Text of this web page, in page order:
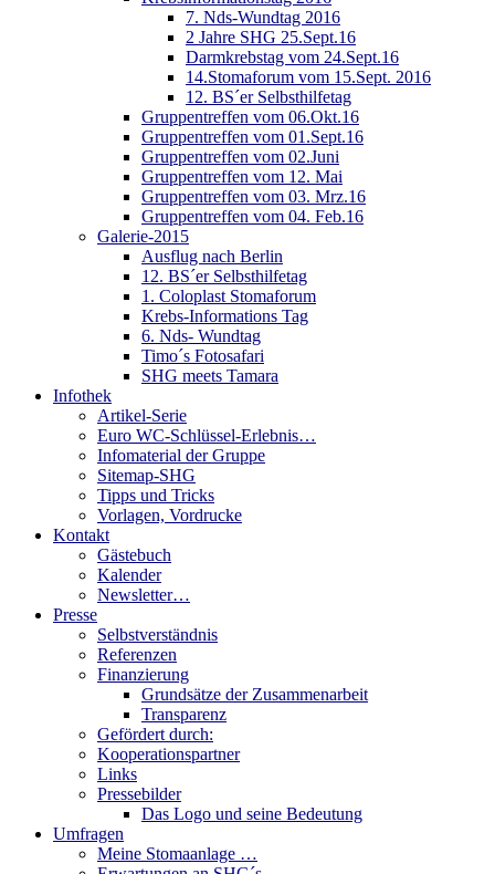
7. Nds-Wundtag 2016
2 Jahre SHG 25.Sept.16
Darmkrebstag vom 24.Sept.16
14.Stomaforum vom 15.Sept. 2016
12. BS´er Selbsthilfetag
Gruppentreffen vom 06.Okt.16
Gruppentreffen vom 01.Sept.16
Gruppentreffen vom 02.Juni
Gruppentreffen vom 12. Mai
Gruppentreffen vom 03. Mrz.16
Gruppentreffen vom 04. Feb.16
Galerie-2015
Ausflug nach Berlin
12. BS´er Selbsthilfetag
1. Coloplast Stomaforum
Krebs-Informations Tag
6. Nds- Wundtag
Timo´s Fotosafari
SHG meets Tamara
Infothek
Artikel-Serie
Euro WC-Schlüssel-Erlebnis…
Infomaterial der Gruppe
Sitemap-SHG
Tipps und Tricks
Vorlagen, Vordrucke
Kontakt
Gästebuch
Kalender
Newsletter…
Presse
Selbstverständnis
Referenzen
Finanzierung
Grundsätze der Zusammenarbeit
Transparenz
Gefördert durch:
Kooperationspartner
Links
Pressebilder
Das Logo und seine Bedeutung
Umfragen
Meine Stomaanlage …